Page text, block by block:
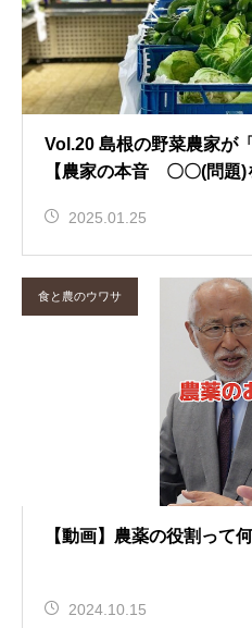
Vol.20 島根の野菜農家が
【農家の本音 〇〇(問題)
2025.01.25
食と農のウワサ
【動画】農薬の役割って
2024.10.15